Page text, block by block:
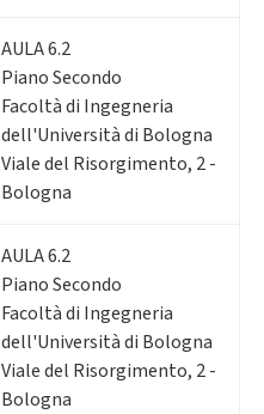
AULA 6.2
Piano Secondo
Facoltà di Ingegneria
dell'Università di Bologna
Viale del Risorgimento, 2 -
Bologna
AULA 6.2
Piano Secondo
Facoltà di Ingegneria
dell'Università di Bologna
Viale del Risorgimento, 2 -
Bologna